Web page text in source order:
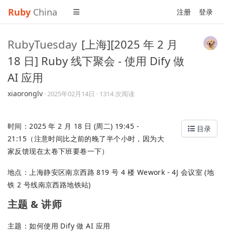
Ruby China 注册 登录
RubyTuesday [上海][2025 年 2 月
18 日] Ruby 线下聚会 - 使用 Dify 做
AI 应用
xiaoronglv ·2025年02月14日 · 1314 次阅读
目录
时间：2025 年 2 月 18 日 (周二) 19:45 -
21:15（注意时间比之前的晚了半个小时，因为大
家反馈现在太卷下班要卷一下）
地点：上海静安区南京西路 819 号 4 楼 Wework - 4J 会议室 (地
铁 2 号线南京西路地铁站)
主题 & 讲师
主题：如何使用 Dify 做 AI 应用